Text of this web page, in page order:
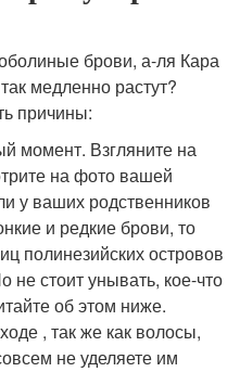
брови, а-ля Кара
медленно растут?
причины:
момент. Взгляните на
на фото вашей
у ваших родственников
и редкие брови, то
полинезийских островов
не стоит унывать, кое-что
об этом ниже.
, так же как волосы,
не уделяете им